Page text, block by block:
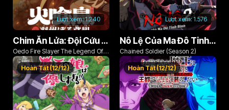
Lượt xem:1.240
Chim Ăn Lửa: Đội Cứu Hỏa Rách Rưới Vùng Ushu
Oedo Fire Slayer The Legend Of
Phoenix
Lượt xem: 1.576
Nô Lệ Của Ma Đô Tinh Binh (Phần 2)
Chained Soldier (Season 2)
Hoàn Tất (12/12) Hoàn Tất (12/12)